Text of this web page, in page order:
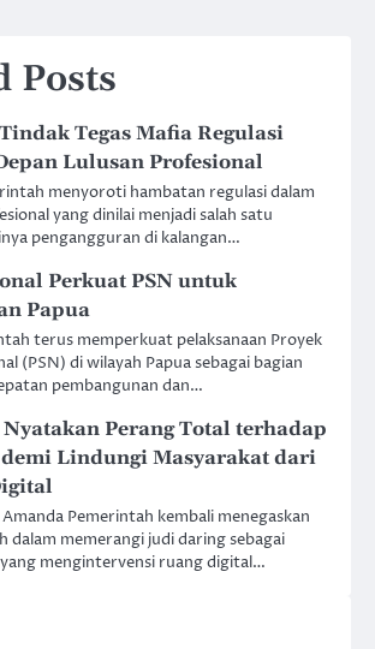
Posts
Tegas Mafia Regulasi
Lulusan Profesional
menyoroti hambatan regulasi dalam
yang dinilai menjadi salah satu
pengangguran di kalangan…
Perkuat PSN untuk
Papua
terus memperkuat pelaksanaan Proyek
(PSN) di wilayah Papua sebagai bagian
pembangunan dan…
Nyatakan Perang Total terhadap
Lindungi Masyarakat dari
Pemerintah kembali menegaskan
dalam memerangi judi daring sebagai
mengintervensi ruang digital…